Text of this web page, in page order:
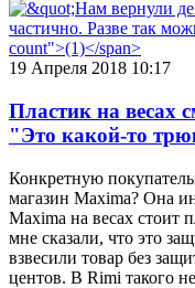
19 Апреля 2018 10:17
Пластик на весах
"Это какой-то
Конкретную
магазин Maxima? Она
Maxima на весах стоит
мне сказали, что это
взвесили товар без
центов. В Rimi такого